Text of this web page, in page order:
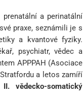
a perinatální
praxe, seznámili je s
a kvantové fyziky.
psychiatr, vědec a
APPPAH (Asociace
a letos zamíří
II. vědecko-somatický